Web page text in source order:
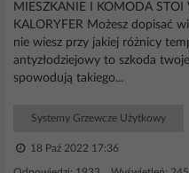
MIESZKANIE I KOMODA STOI
KALORYFER Możesz dopisać
nie wiesz przy jakiej różnicy
antyzłodziejowy to szkoda
spowodują takiego...
Systemy Grzewcze Użytkowy
18 Paź 2022 17:36